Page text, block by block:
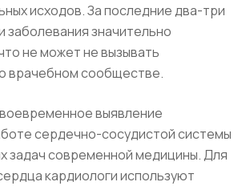
исходов. За последние два-три
заболевания значительно
не может не вызывать
врачебном сообществе.
выявление
сердечно-сосудистой системы
задач современной медицины. Для
кардиологи используют